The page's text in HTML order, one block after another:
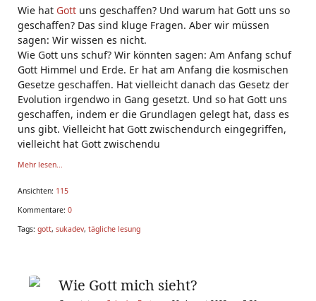
Wie hat Gott uns geschaffen? Und warum hat Gott uns so
geschaffen? Das sind kluge Fragen. Aber wir müssen
sagen: Wir wissen es nicht.
Wie Gott uns schuf? Wir könnten sagen: Am Anfang schuf
Gott Himmel und Erde. Er hat am Anfang die kosmischen
Gesetze geschaffen. Hat vielleicht danach das Gesetz der
Evolution irgendwo in Gang gesetzt. Und so hat Gott uns
geschaffen, indem er die Grundlagen gelegt hat, dass es
uns gibt. Vielleicht hat Gott zwischendurch eingegriffen,
vielleicht hat Gott zwischendu
Mehr lesen...
Ansichten: 115
Kommentare: 0
Tags: gott, sukadev, tägliche lesung
Wie Gott mich sieht?